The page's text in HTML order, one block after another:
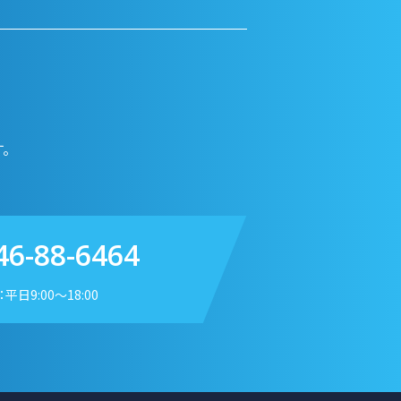
88-6464
平日9:00〜18:00